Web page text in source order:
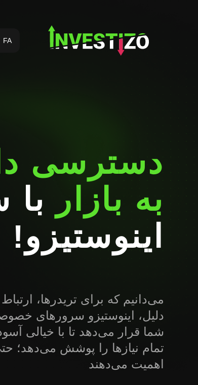
FA
دسترسی
به بازار
اینوستیزو!
می‌دانیم که برای تریدرها،
شما قرار می‌دهد تا با خیالی
تمام نیازها را پوشش می‌دهد؛
اهمیت می‌دهند